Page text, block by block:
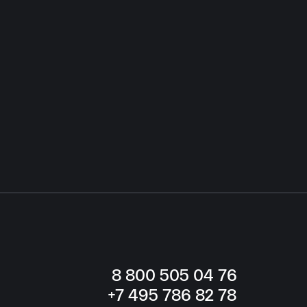
8 800 505 04 76
+7 495 786 82 78